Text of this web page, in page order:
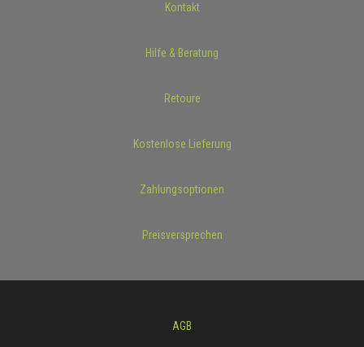
Kontakt
Hilfe & Beratung
Retoure
Kostenlose Lieferung
Zahlungsoptionen
Preisversprechen
AGB